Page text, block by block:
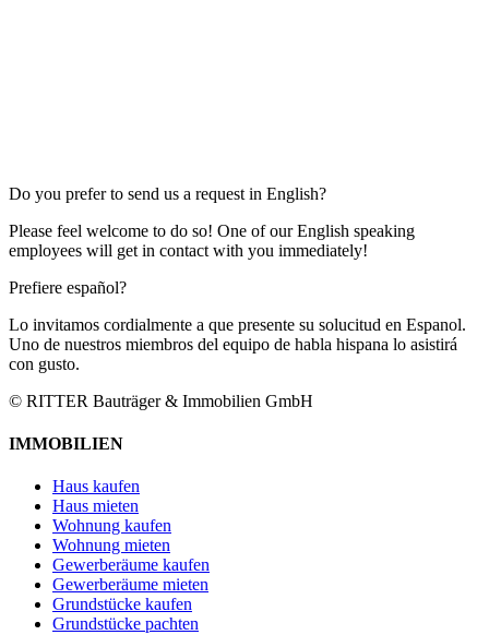
Do you prefer to send us a request in English?
Please feel welcome to do so! One of our English speaking
employees will get in contact with you immediately!
Prefiere español?
Lo invitamos cordialmente a que presente su solucitud en Espanol.
Uno de nuestros miembros del equipo de habla hispana lo asistirá
con gusto.
© RITTER Bauträger & Immobilien GmbH
IMMOBILIEN
Haus kaufen
Haus mieten
Wohnung kaufen
Wohnung mieten
Gewerberäume kaufen
Gewerberäume mieten
Grundstücke kaufen
Grundstücke pachten